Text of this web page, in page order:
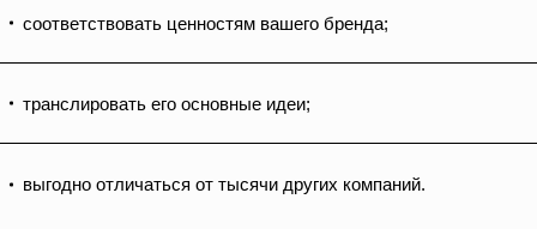
соответствовать ценностям вашего бренда;
транслировать его основные идеи;
выгодно отличаться от тысячи других компаний.